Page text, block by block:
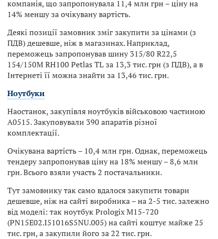
компанія, що запропонувала 11,4 млн грн – ціну на
14% меншу за очікувану вартість.
Деякі позиції замовник зміг закупити за цінами (з
ПДВ) дешевше, ніж в магазинах. Наприклад,
переможець запропонував шину 315/80 R22,5
154/150M RH100 Petlas TL за 13,3 тис. грн (з ПДВ), а в
Інтернеті її можна знайти за 13,46 тис. грн.
Ноутбуки
Наостанок, закупівля ноутбуків військовою частиною
А0515. Закуповували 390 апаратів різної
комплектації.
Очікувана вартість – 10,4 млн грн. Однак, переможець
тендеру запропонував ціну на 18% меншу – 8,6 млн
грн. Всього взяли участь 2 постачальники.
Тут замовнику так само вдалося закупити товари
дешевше, ніж на сайті виробника – на 2-5 тис. залежно
від моделі: так ноутбук Prologix M15-720
(PN15E02.I51016S5NU.005) на сайті коштує майже 25
тис. грн, а закупили його за 22 тис. грн.